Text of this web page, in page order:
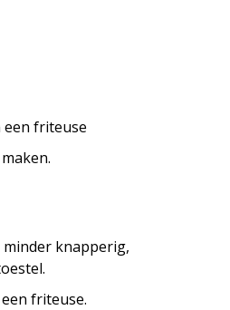
friteuse
knapperig,
friteuse.